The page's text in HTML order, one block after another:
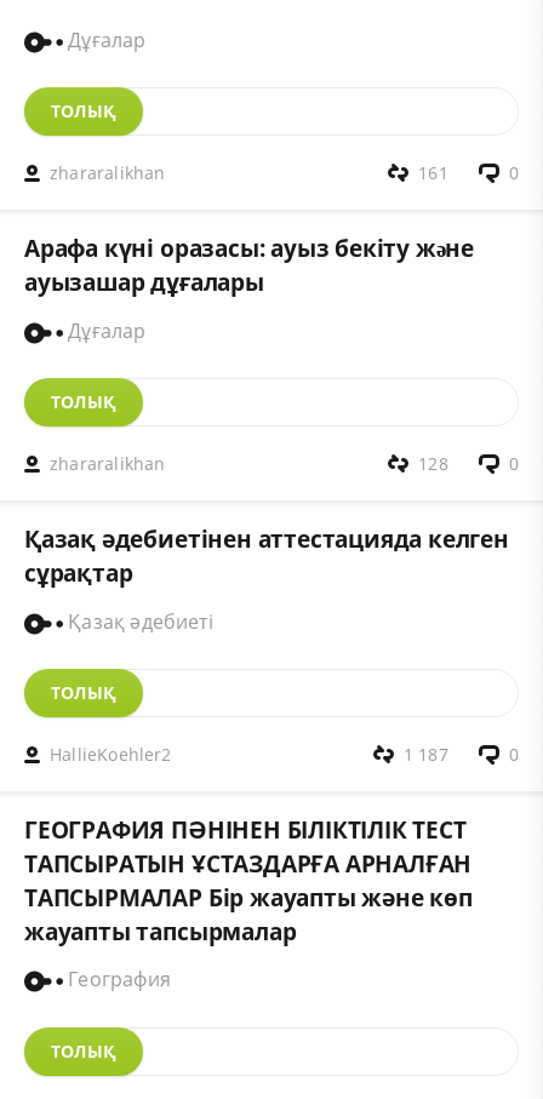
Дұғалар
ТОЛЫҚ
zhararalikhan 0
161
Арафа күні оразасы: ауыз бекіту жəне
ауызашар дұғалары
Дұғалар
ТОЛЫҚ
zhararalikhan 0
128
Қазақ әдебиетінен аттестацияда келген
сұрақтар
Қазақ әдебиеті
ТОЛЫҚ
HallieKoehler2 0
1 187
ГЕОГРАФИЯ ПӘНІНЕН БІЛІКТІЛІК ТЕСТ
ТАПСЫРАТЫН ҰСТАЗДАРҒА АРНАЛҒАН
ТАПСЫРМАЛАР Бір жауапты және көп
жауапты тапсырмалар
География
ТОЛЫҚ